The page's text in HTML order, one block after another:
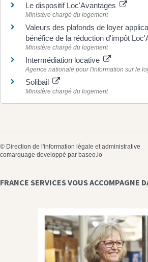
Le dispositif Loc'Avantages
Ministère chargé du logement
Valeurs des plafonds de loyer
bénéfice de la réduction d'impôt
Ministère chargé du logement
Intermédiation locative
Agence nationale pour l'information sur le
Solibail
Ministère chargé du logement
© Direction de l'information légale et administrative
comarquage developpé par baseo.io
FRANCE SERVICES VOUS ACCOMPAGNE